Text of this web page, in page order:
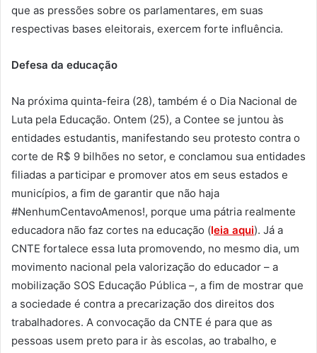
que as pressões sobre os parlamentares, em suas
respectivas bases eleitorais, exercem forte influência.
Defesa da educação
Na próxima quinta-feira (28), também é o Dia Nacional de
Luta pela Educação. Ontem (25), a Contee se juntou às
entidades estudantis, manifestando seu protesto contra o
corte de R$ 9 bilhões no setor, e conclamou sua entidades
filiadas a participar e promover atos em seus estados e
municípios, a fim de garantir que não haja
#NenhumCentavoAmenos!, porque uma pátria realmente
educadora não faz cortes na educação (leia aqui). Já a
CNTE fortalece essa luta promovendo, no mesmo dia, um
movimento nacional pela valorização do educador – a
mobilização SOS Educação Pública –, a fim de mostrar que
a sociedade é contra a precarização dos direitos dos
trabalhadores. A convocação da CNTE é para que as
pessoas usem preto para ir às escolas, ao trabalho, e